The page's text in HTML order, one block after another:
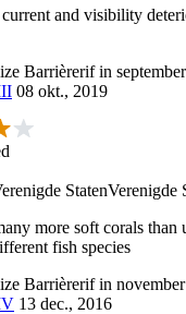
and visibility
Barrièrerif in
08 okt., 2019
Verenigde
more soft corals than
fish species
Barrièrerif in
13 dec., 2016